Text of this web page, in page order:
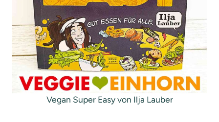
Vegan Super Easy von Ilja Lauber